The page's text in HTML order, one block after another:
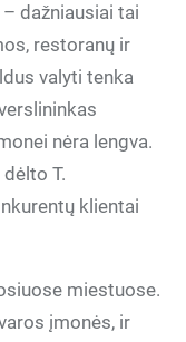
dažniausiai tai
restoranų ir
valyti tenka
nėra lengva.
T.
klientai
miestuose.
įmonės, ir